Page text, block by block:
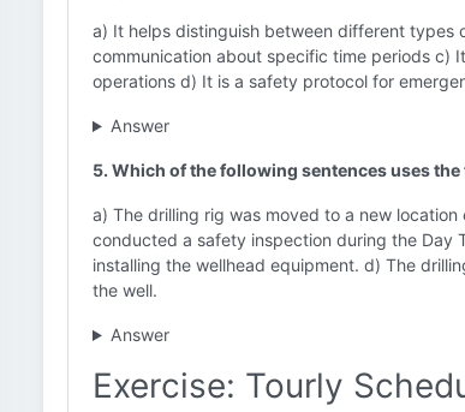
a) It helps distinguish between different types
communication about specific time periods c)
operations d) It is a safety protocol for
Answer
5. Which of the following sentences uses
a) The drilling rig was moved to a new
conducted a safety inspection during the Day
installing the wellhead equipment. d) The
the well.
Answer
Exercise: Tourly